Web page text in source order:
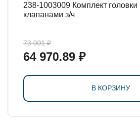
238-1003009 Комплект головки цилиндров с
клапанами з/ч
73 001 ₽
64 970.89 ₽
В КОРЗИНУ